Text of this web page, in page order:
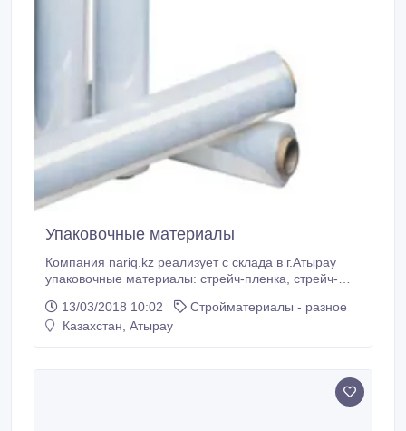
Упаковочные материалы
Компания nariq.kz реализует с склада в г.Атырау
упаковочные материалы: стрейч-пленка, стрейч-
полипропиленовая пленка, скобы и т, д.,
Бесплатная доставка по г.Атырау, отгружаем в
13/03/2018 10:02
Стройматериалы - разное
Казахстан, Атырау